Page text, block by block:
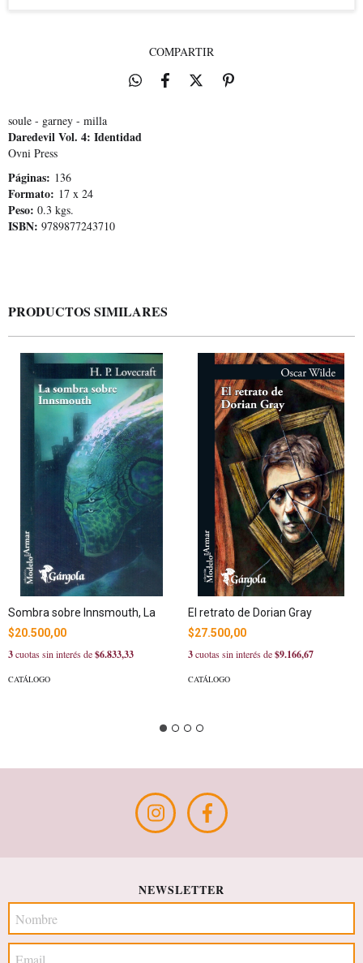
COMPARTIR
soule - garney - milla
Daredevil Vol. 4: Identidad
Ovni Press
Páginas: 136
Formato: 17 x 24
Peso: 0.3 kgs.
ISBN: 9789877243710
PRODUCTOS SIMILARES
Sombra sobre Innsmouth, La
$20.500,00
3cuotas sin interés de$6.833,33
CATÁLOGO
El retrato de Dorian Gray
$27.500,00
3cuotas sin interés de$9.166,67
CATÁLOGO
NEWSLETTER